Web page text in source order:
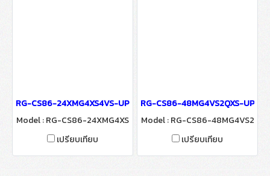
RG-CS86-24XMG4XS4VS-UPD, Ruijie 24-Port Ruijie Cloud-
Model : RG-CS86-24XMG4XS
4VS-UPD
เปรียบเทียบ
RG-CS86-48MG4VS2QXS-
Model : RG-CS86-48MG4VS2
QXS-UPD
เปรียบเทียบ